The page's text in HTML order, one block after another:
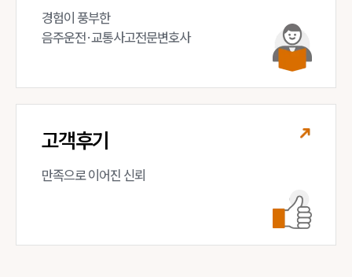
경험이 풍부한
음주운전·교통사고전문변호사
고객후기
만족으로 이어진 신뢰